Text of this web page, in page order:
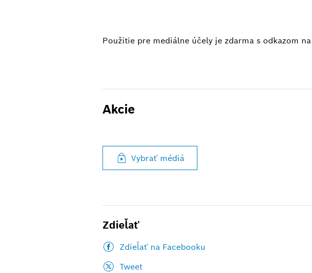
Použitie pre mediálne účely je zdarma s odkazom
Akcie
Vybrať médiá
Zdieľať
Zdieľať na Facebooku
Tweet